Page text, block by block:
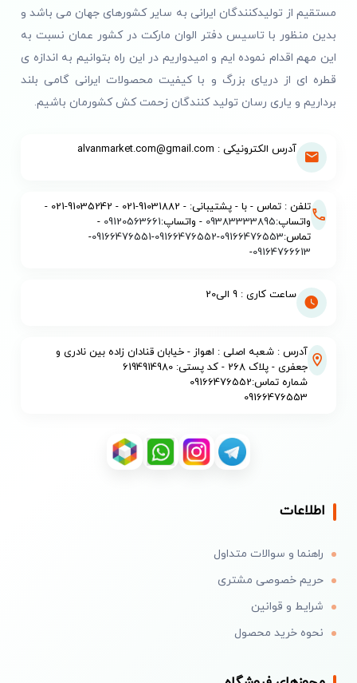
مستقیم از تولیدکنندگان ایرانی به سایر کشورهای جهان می باشد و
بدین منظور با تاسیس دفتر الوان مارکت در کشور عمان نسبت به
این مهم اقدام نموده ایم و امیدواریم در این راه بتوانیم به اندازه ی
قطره ای از دریای بزرگ و با کیفیت محصولات ایرانی گامی بلند
برداریم و یاری رسان تولید کنندگان زحمت کش کشورمان باشیم.
آدرس الکترونیکی : alvanmarket.com@gmail.com
تلفن : تماس - با - پشتیبانی: - 91031882-021 - 91035242-021 -
واتساپ:09383333895 - واتساپ:09120563661
-
تماس:09166476553
-
09166476552
-
09166476551
-
09164766613
-
ساعت کاری : 9 الی20
آدرس : شعبه اصلی : اهواز - خیابان قنادان زاده بین نادری و
جعفری - پلاک 268 - کد پستی: 6194914980
شماره تماس:09166476552
09166476553
اطلاعات
راهنما و سوالات متداول
حریم خصوصی مشتری
شرایط و قوانین
نحوه خرید محصول